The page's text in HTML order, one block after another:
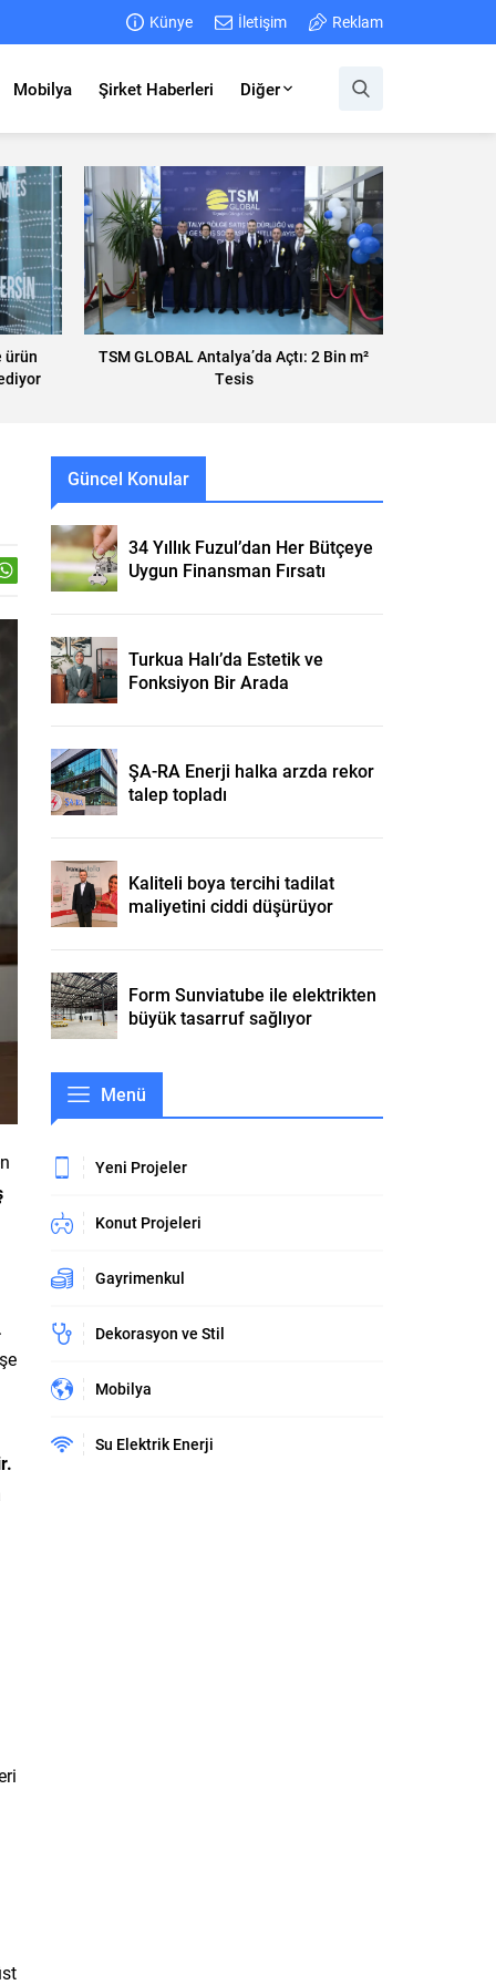
Künye İletişim Reklam
Mobilya Şirket Haberleri Diğer
ürün
TSM GLOBAL Antalya’da Açtı: 2 Bin m²
Tesis
Güncel Konular
34 Yıllık Fuzul’dan Her Bütçeye
Uygun Finansman Fırsatı
Turkua Halı’da Estetik ve
Fonksiyon Bir Arada
ŞA-RA Enerji halka arzda rekor
talep topladı
Kaliteli boya tercihi tadilat
maliyetini ciddi düşürüyor
Form Sunviatube ile elektrikten
büyük tasarruf sağlıyor
Menü
Yeni Projeler
Konut Projeleri
Gayrimenkul
Dekorasyon ve Stil
Mobilya
Su Elektrik Enerji